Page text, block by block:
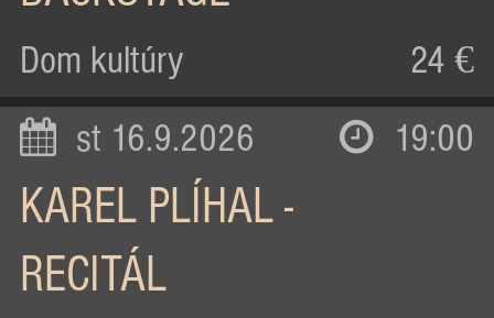
Dom kultúry 24 €
st 16.9.2026 19:00
KAREL PLÍHAL -
RECITÁL